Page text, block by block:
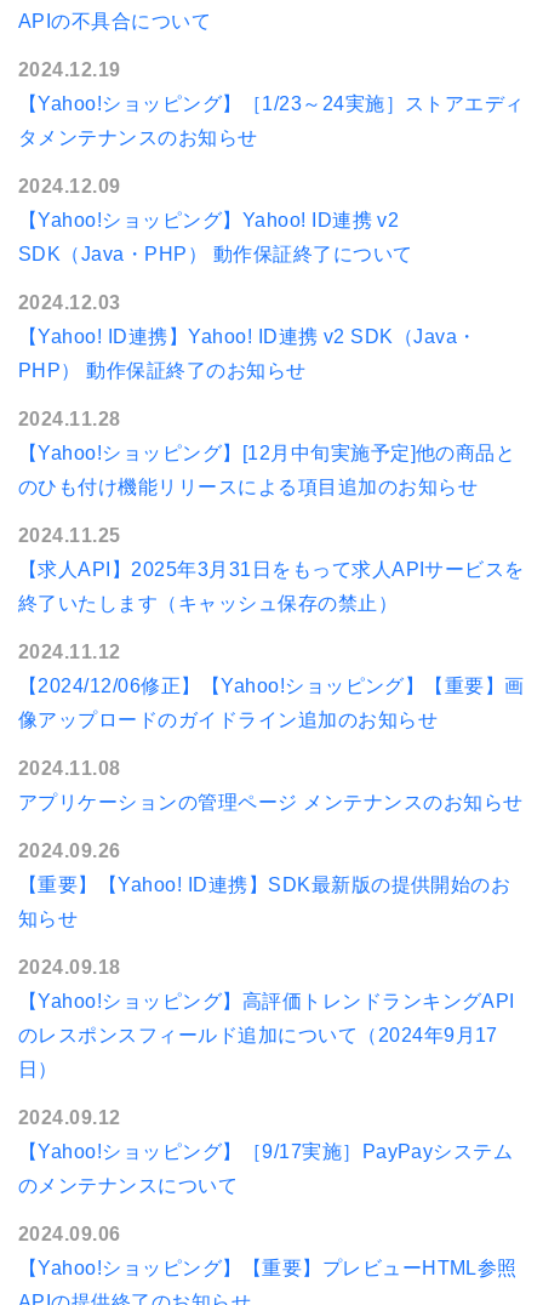
APIの不具合について
2024.12.19
【Yahoo!ショッピング】［1/23～24実施］ストアエディ
タメンテナンスのお知らせ
2024.12.09
【Yahoo!ショッピング】Yahoo! ID連携 v2
SDK（Java・PHP） 動作保証終了について
2024.12.03
【Yahoo! ID連携】Yahoo! ID連携 v2 SDK（Java・
PHP） 動作保証終了のお知らせ
2024.11.28
【Yahoo!ショッピング】[12月中旬実施予定]他の商品と
のひも付け機能リリースによる項目追加のお知らせ
2024.11.25
【求人API】2025年3月31日をもって求人APIサービスを
終了いたします（キャッシュ保存の禁止）
2024.11.12
【2024/12/06修正】【Yahoo!ショッピング】【重要】画
像アップロードのガイドライン追加のお知らせ
2024.11.08
アプリケーションの管理ページ メンテナンスのお知らせ
2024.09.26
【重要】【Yahoo! ID連携】SDK最新版の提供開始のお
知らせ
2024.09.18
【Yahoo!ショッピング】高評価トレンドランキングAPI
のレスポンスフィールド追加について（2024年9月17
日）
2024.09.12
【Yahoo!ショッピング】［9/17実施］PayPayシステム
のメンテナンスについて
2024.09.06
【Yahoo!ショッピング】【重要】プレビューHTML参照